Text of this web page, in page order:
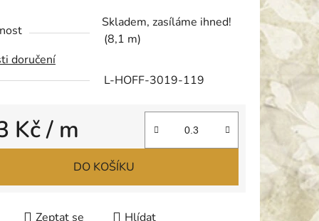
Skladem, zasíláme ihned!
(8,1 m)
doručení
L-HOFF-3019-119
Kč/ m
DO KOŠÍKU
Zeptat se
Hlídat